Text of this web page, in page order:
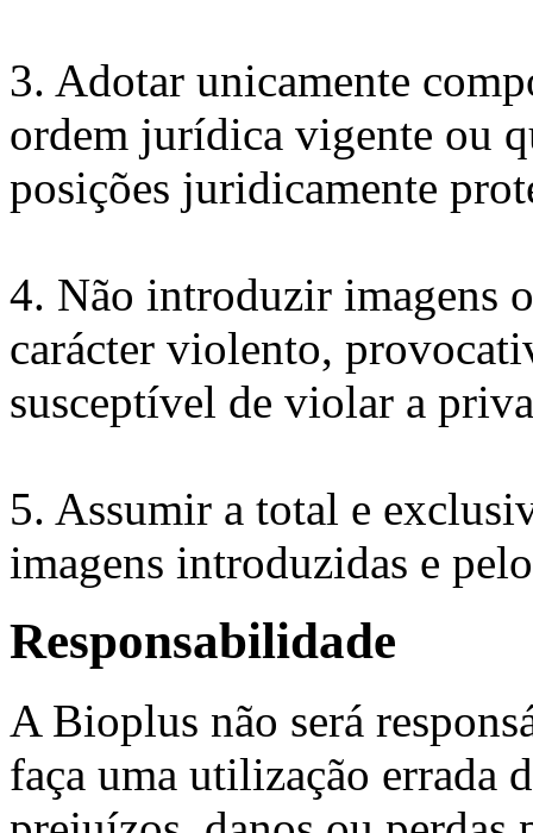
3. Adotar unicamente
ordem jurídica vigente ou
posições juridicamente
4. Não introduzir imagens
carácter violento,
susceptível de violar a
5. Assumir a total e
imagens introduzidas e
Responsabilidade
A Bioplus não será
faça uma utilização errada